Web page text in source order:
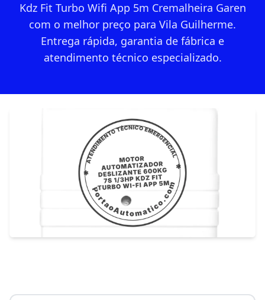
Kdz Fit Turbo Wifi App 5m Cremalheira Garen
com o melhor preço para Vila Guilherme.
Entrega rápida, garantia de fábrica e
atendimento técnico especializado.